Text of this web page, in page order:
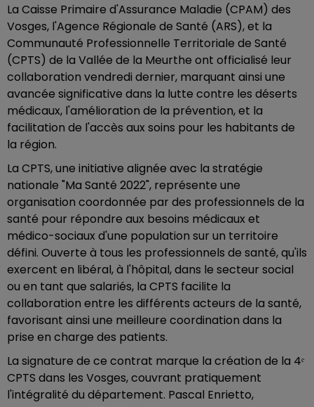
La Caisse Primaire d'Assurance Maladie (CPAM) des
Vosges, l'Agence Régionale de Santé (ARS), et la
Communauté Professionnelle Territoriale de Santé
(CPTS) de la Vallée de la Meurthe ont officialisé leur
collaboration vendredi dernier, marquant ainsi une
avancée significative dans la lutte contre les déserts
médicaux, l'amélioration de la prévention, et la
facilitation de l'accès aux soins pour les habitants de
la région.
La CPTS, une initiative alignée avec la stratégie
nationale "Ma Santé 2022", représente une
organisation coordonnée par des professionnels de la
santé pour répondre aux besoins médicaux et
médico-sociaux d'une population sur un territoire
défini. Ouverte à tous les professionnels de santé, qu'ils
exercent en libéral, à l'hôpital, dans le secteur social
ou en tant que salariés, la CPTS facilite la
collaboration entre les différents acteurs de la santé,
favorisant ainsi une meilleure coordination dans la
prise en charge des patients.
La signature de ce contrat marque la création de la 4ᵉ
CPTS dans les Vosges, couvrant pratiquement
l'intégralité du département. Pascal Enrietto,